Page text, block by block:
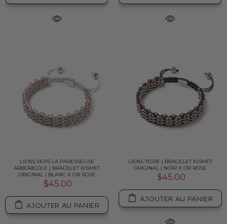
LIENS VERS LA PARESSEUSE
ARBORICOLE | BRACELET KISMET
ORIGINAL | BLANC X OR ROSE
$45.00
AJOUTER AU PANIER
LIENS TIGRE | BRACELET KISMET
ORIGINAL | NOIR X OR ROSE
$45.00
AJOUTER AU PANIER